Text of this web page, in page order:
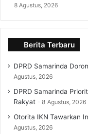
8 Agustus, 2026
Berita Terbaru
DPRD Samarinda
Agustus, 2026
DPRD Samarinda
Rakyat
8 Agustus, 2026
Otorita IKN Tawarkan
Agustus, 2026